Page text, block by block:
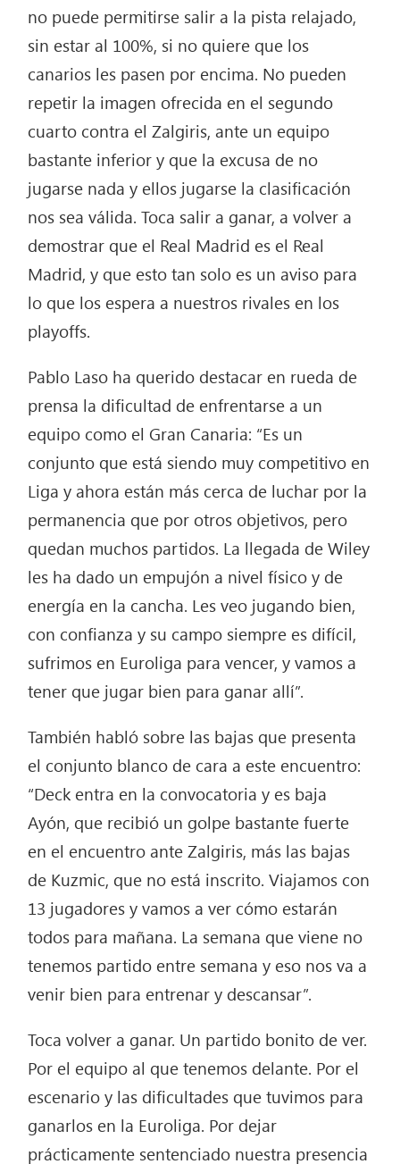
no puede permitirse salir a la pista relajado,
sin estar al 100%, si no quiere que los
canarios les pasen por encima. No pueden
repetir la imagen ofrecida en el segundo
cuarto contra el Zalgiris, ante un equipo
bastante inferior y que la excusa de no
jugarse nada y ellos jugarse la clasificación
nos sea válida. Toca salir a ganar, a volver a
demostrar que el Real Madrid es el Real
Madrid, y que esto tan solo es un aviso para
lo que los espera a nuestros rivales en los
playoffs.
Pablo Laso ha querido destacar en rueda de
prensa la dificultad de enfrentarse a un
equipo como el Gran Canaria: “Es un
conjunto que está siendo muy competitivo en
Liga y ahora están más cerca de luchar por la
permanencia que por otros objetivos, pero
quedan muchos partidos. La llegada de Wiley
les ha dado un empujón a nivel físico y de
energía en la cancha. Les veo jugando bien,
con confianza y su campo siempre es difícil,
sufrimos en Euroliga para vencer, y vamos a
tener que jugar bien para ganar allí”.
También habló sobre las bajas que presenta
el conjunto blanco de cara a este encuentro:
“Deck entra en la convocatoria y es baja
Ayón, que recibió un golpe bastante fuerte
en el encuentro ante Zalgiris, más las bajas
de Kuzmic, que no está inscrito. Viajamos con
13 jugadores y vamos a ver cómo estarán
todos para mañana. La semana que viene no
tenemos partido entre semana y eso nos va a
venir bien para entrenar y descansar”.
Toca volver a ganar. Un partido bonito de ver.
Por el equipo al que tenemos delante. Por el
escenario y las dificultades que tuvimos para
ganarlos en la Euroliga. Por dejar
prácticamente sentenciado nuestra presencia